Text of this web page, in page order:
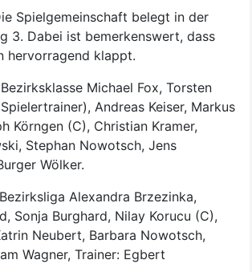
Spielgemeinschaft belegt in der
3. Dabei ist bemerkenswert, dass
hervorragend klappt.
Michael Fox, Torsten
Andreas Keiser, Markus
Körngen (C), Christian Kramer,
Stephan Nowotsch, Jens
Wölker.
Alexandra Brzezinka,
Sonja Burghard, Nilay Korucu (C),
Neubert, Barbara Nowotsch,
Wagner, Trainer: Egbert